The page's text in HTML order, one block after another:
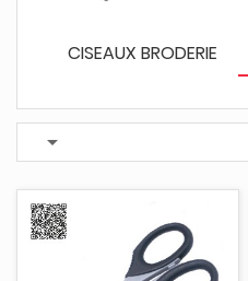
CISEAUX BRODERIE
